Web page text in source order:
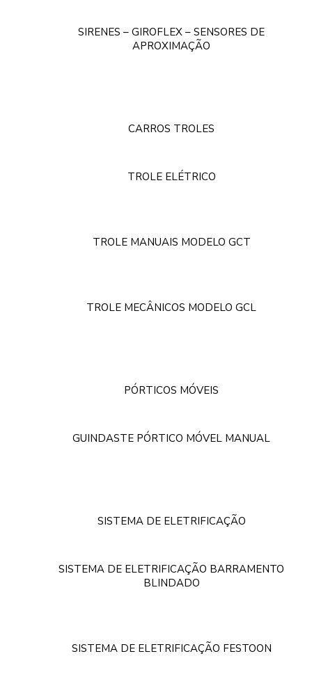
SIRENES – GIROFLEX – SENSORES DE
APROXIMAÇÃO
CARROS TROLES
TROLE ELÉTRICO
TROLE MANUAIS MODELO GCT
TROLE MECÂNICOS MODELO GCL
PÓRTICOS MÓVEIS
GUINDASTE PÓRTICO MÓVEL MANUAL
SISTEMA DE ELETRIFICAÇÃO
SISTEMA DE ELETRIFICAÇÃO BARRAMENTO
BLINDADO
SISTEMA DE ELETRIFICAÇÃO FESTOON